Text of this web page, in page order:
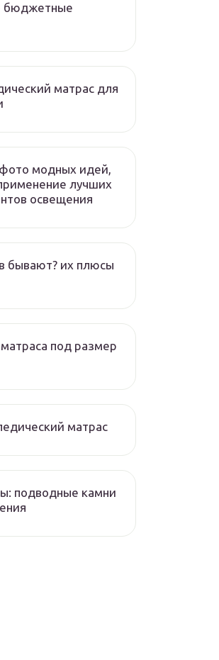
бюджетные
матрас для
модных идей,
лучших
освещения
бывают? их плюсы
под размер
матрас
подводные камни